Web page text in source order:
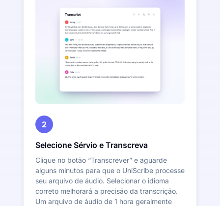
2
Selecione Sérvio e Transcreva
Clique no botão “Transcrever” e aguarde
alguns minutos para que o UniScribe processe
seu arquivo de áudio. Selecionar o idioma
correto melhorará a precisão da transcrição.
Um arquivo de áudio de 1 hora geralmente